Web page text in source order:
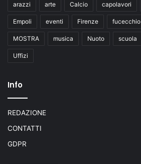
arazzi arte Calcio capolavori
Empoli eventi Firenze fucecchio
MOSTRA musica Nuoto scuola
Uffizi
Info
REDAZIONE
CONTATTI
GDPR